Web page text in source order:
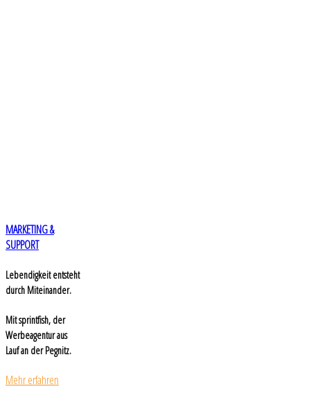
MARKETING &
SUPPORT
Lebendigkeit entsteht
durch Miteinander.
Mit sprintfish, der
Werbeagentur aus
Lauf an der Pegnitz.
Mehr erfahren